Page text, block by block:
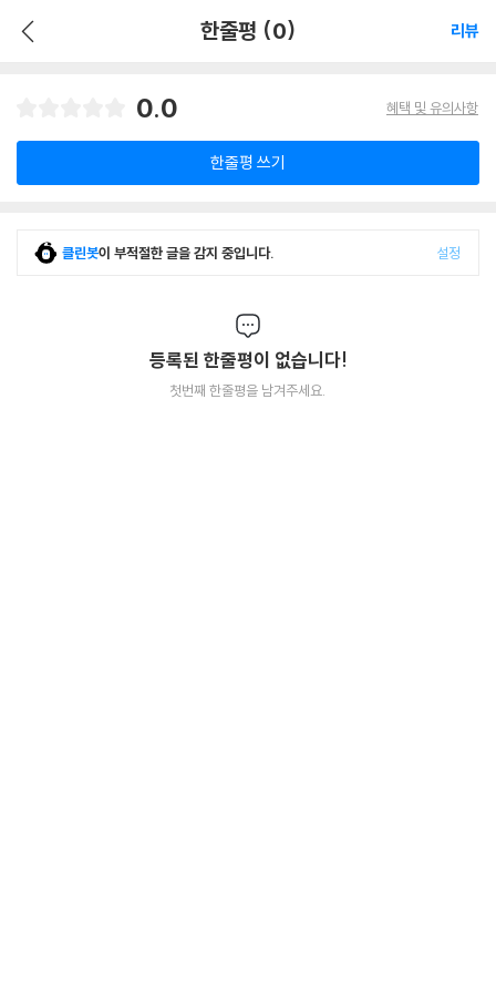
한줄평 (0) 리뷰
0.0 혜택 및 유의사항
한줄평 쓰기
클린봇이 부적절한 글을 감지 중입니다. 설정
등록된 한줄평이 없습니다!
첫번째 한줄평을 남겨주세요.